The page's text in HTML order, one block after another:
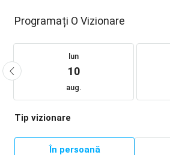
Programați O Vizionare
lun
10
aug.
Tip vizionare
În persoană